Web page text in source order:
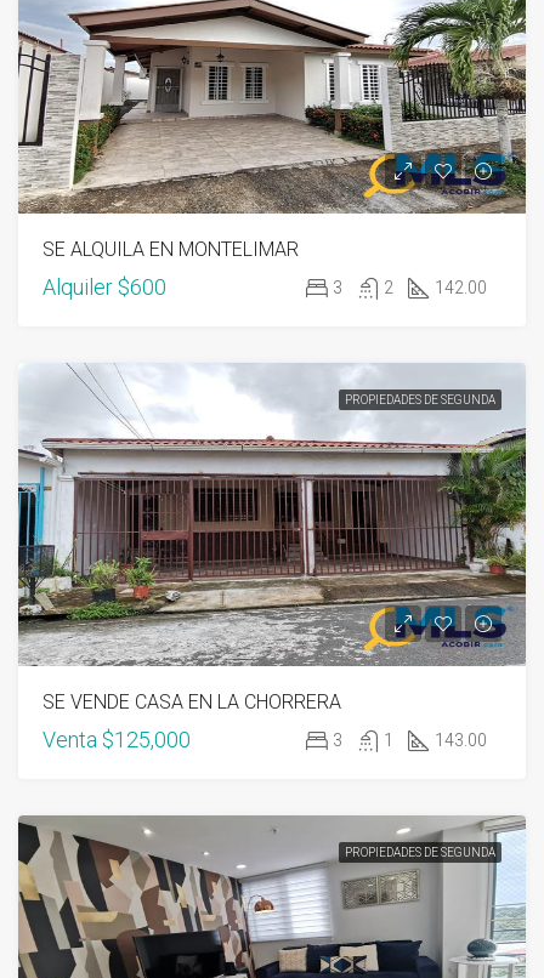
SE ALQUILA EN MONTELIMAR
Alquiler $600 3 2 142.00
PROPIEDADES DE SEGUNDA
SE VENDE CASA EN LA CHORRERA
Venta $125,000 3 1 143.00
PROPIEDADES DE SEGUNDA